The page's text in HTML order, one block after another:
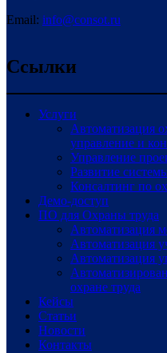
Email: info@consot.ru
Ссылки
Услуги
Автоматизация
управление и
Управление
Развитие
Консалтинг по
Демо-доступ
ПО для Охраны труда
Автоматизация
Автоматизация
Автоматизация
охране труда
Кейсы
Статьи
Новости
Контакты